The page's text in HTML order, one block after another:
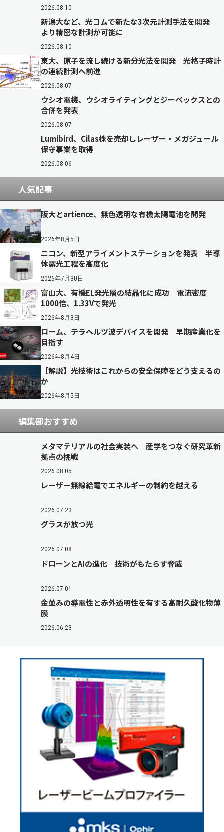
2026.08.10
新潟大など、光コムで新たな3次元計測手法を開発
より精密な計測が可能に
2026.08.10
東大、原子を流し続ける新分光法を開発 光格子時計
の連続計測へ前進
2026.08.07
ウシオ電機、ウシオライティングとジーベックスとの
合併を発表
2026.08.07
Lumibird、Cilas株を売却しレーザー・メガジュール
保守事業を取得
2026.08.06
人気記事
阪大とartience、無色透明な有機太陽電池を開発
2026年8月5日
ニコン、新型アライメントステーションを発表 半導
体露光工程を高度化
2026年7月30日
富山大、有機EL発光層の結晶化に成功 電流密度
1000倍、1.33Vで発光
2026年8月3日
ローム、テラヘルツ波デバイスを開発 早期産業化を
目指す
2026年8月4日
【解説】光技術はこれからの安全保障をどう支えるの
か
2026年8月5日
編集部おすすめ
メタマテリアルの社会実装へ 産学をつなぐ研究革新
拠点の挑戦
2026.08.05
レーザー無線給電でエネルギーの制約を越える
2026.07.23
グラスが放つ光
2026.07.08
ドローンとAIの進化 技術がもたらす脅威
2026.07.01
金並みの導電性と赤外透明性を有する高耐久酸化物薄
膜
2026.06.23